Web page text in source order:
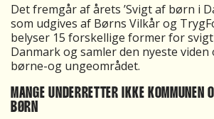
Det fremgår af årets ’Svigt af børn i
som udgives af Børns Vilkår og
belyser 15 forskellige former for
Danmark og samler den nyeste
børne-og ungeområdet.
MANGE UNDERRETTER IKKE KOMMUNEN
BØRN